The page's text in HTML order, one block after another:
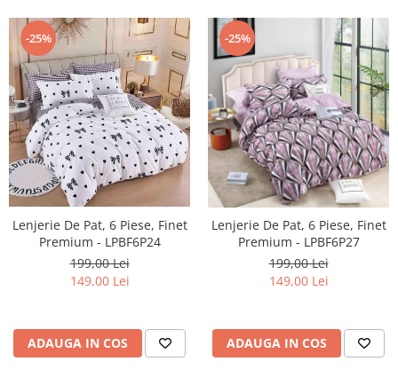
-25%
Lenjerie De Pat, 6 Piese, Finet
Premium - LPBF6P24
199,00 Lei
149,00 Lei
ADAUGA IN COS
-25%
Lenjerie De Pat, 6 Piese, Finet
Premium - LPBF6P27
199,00 Lei
149,00 Lei
ADAUGA IN COS